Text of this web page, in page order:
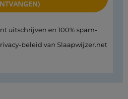
uitschrijven en 100% spam-
beleid van Slaapwijzer.net